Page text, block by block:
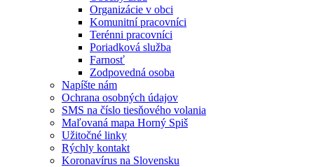
Organizácie v obci
Komunitní pracovníci
Terénni pracovníci
Poriadková služba
Farnosť
Zodpovedná osoba
Napíšte nám
Ochrana osobných údajov
SMS na číslo tiesňového volania
Maľovaná mapa Horný Spiš
Užitočné linky
Rýchly kontakt
Koronavírus na Slovensku